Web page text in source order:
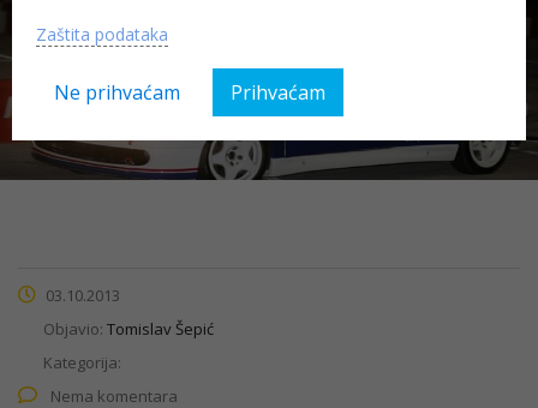
40.CR
03.10.2013
Objavio: Tomislav Šepić
Kategorija:
Nema komentara
Zaštita podataka
Ne prihvaćam Prihvaćam